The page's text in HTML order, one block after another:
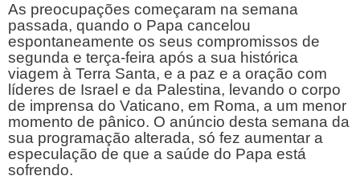
As preocupações começaram na semana
passada, quando o Papa cancelou
espontaneamente os seus compromissos de
segunda e terça-feira após a sua histórica
viagem à Terra Santa, e a paz e a oração com
líderes de Israel e da Palestina, levando o corpo
de imprensa do Vaticano, em Roma, a um menor
momento de pânico. O anúncio desta semana da
sua programação alterada, só fez aumentar a
especulação de que a saúde do Papa está
sofrendo.